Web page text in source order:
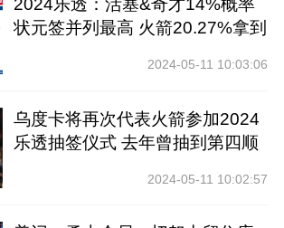
2024乐透：活塞&奇才14%概率
状元签并列最高 火箭20.27%拿到
2024-05-11 10:03:06
乌度卡将再次代表火箭参加2024
乐透抽签仪式 去年曾抽到第四顺
2024-05-11 10:02:57